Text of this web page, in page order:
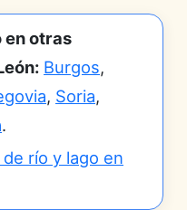
en otras
Burgos,
, Soria,
.
río y lago en